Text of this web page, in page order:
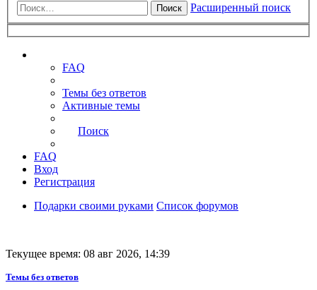
Поиск Расширенный поиск
FAQ
Темы без ответов
Активные темы
Поиск
FAQ
Вход
Регистрация
Подарки своими руками Список форумов
Текущее время: 08 авг 2026, 14:39
Темы без ответов